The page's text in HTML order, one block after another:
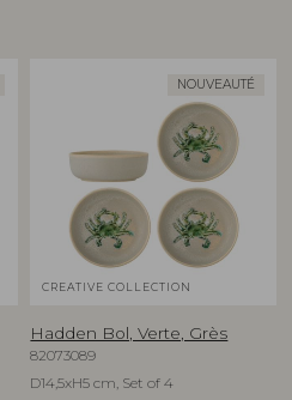
NOUVEAUTÉ
CREATIVE COLLECTION
Hadden Bol, Verte, Grès
82073089
D14,5xH5 cm, Set of 4